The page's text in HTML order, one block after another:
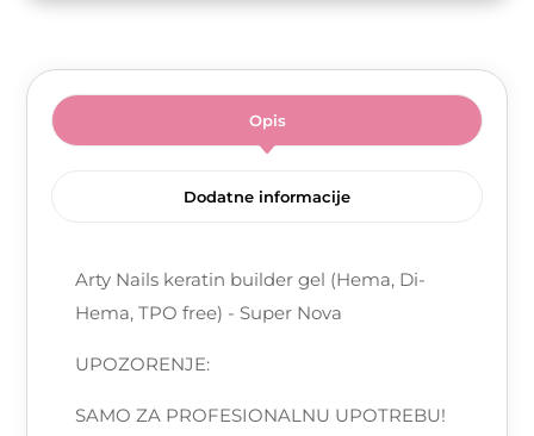
Opis
Dodatne informacije
Arty Nails keratin builder gel (Hema, Di-
Hema, TPO free) - Super Nova
UPOZORENJE:
SAMO ZA PROFESIONALNU UPOTREBU!